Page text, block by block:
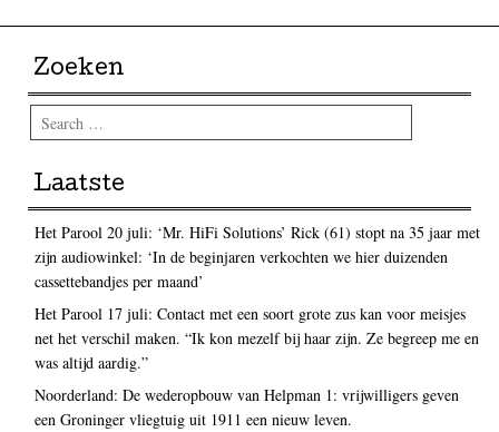
Zoeken
Search
Laatste
Het Parool 20 juli: ‘Mr. HiFi Solutions’ Rick (61) stopt na 35 jaar met
zijn audiowinkel: ‘In de beginjaren verkochten we hier duizenden
cassettebandjes per maand’
Het Parool 17 juli: Contact met een soort grote zus kan voor meisjes
net het verschil maken. “Ik kon mezelf bij haar zijn. Ze begreep me en
was altijd aardig.”
Noorderland: De wederopbouw van Helpman 1: vrijwilligers geven
een Groninger vliegtuig uit 1911 een nieuw leven.